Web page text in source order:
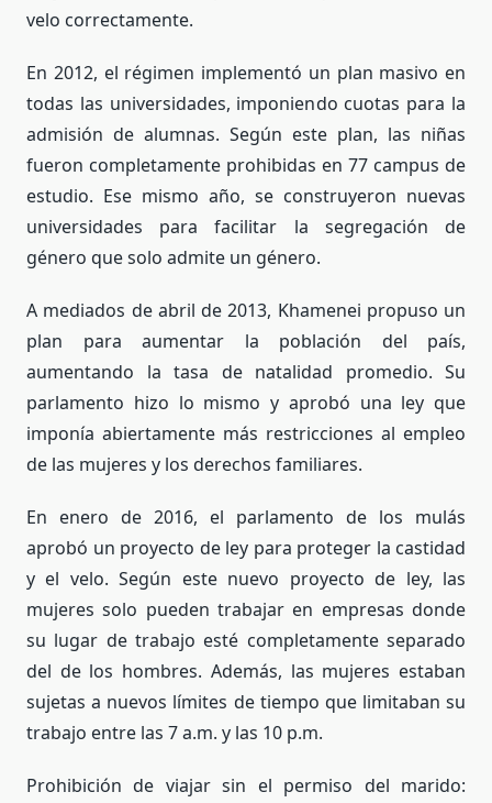
velo correctamente.
En 2012, el régimen implementó un plan masivo en
todas las universidades, imponiendo cuotas para la
admisión de alumnas. Según este plan, las niñas
fueron completamente prohibidas en 77 campus de
estudio. Ese mismo año, se construyeron nuevas
universidades para facilitar la segregación de
género que solo admite un género.
A mediados de abril de 2013, Khamenei propuso un
plan para aumentar la población del país,
aumentando la tasa de natalidad promedio. Su
parlamento hizo lo mismo y aprobó una ley que
imponía abiertamente más restricciones al empleo
de las mujeres y los derechos familiares.
En enero de 2016, el parlamento de los mulás
aprobó un proyecto de ley para proteger la castidad
y el velo. Según este nuevo proyecto de ley, las
mujeres solo pueden trabajar en empresas donde
su lugar de trabajo esté completamente separado
del de los hombres. Además, las mujeres estaban
sujetas a nuevos límites de tiempo que limitaban su
trabajo entre las 7 a.m. y las 10 p.m.
Prohibición de viajar sin el permiso del marido: